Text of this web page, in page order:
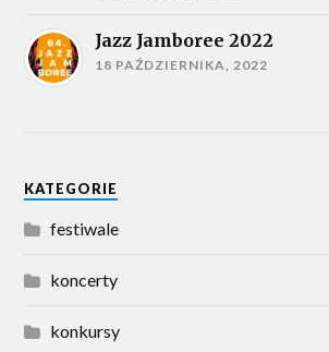
Jazz Jamboree 2022
18 PAŹDZIERNIKA, 2022
KATEGORIE
festiwale
koncerty
konkursy